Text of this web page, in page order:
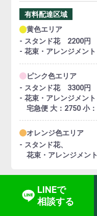
有料配達区域
黄色エリア
- スタンド花 2200円
- 花束・アレンジメン
ピンク色エリア
- スタンド花 3300円
- 花束・アレンジメント
宅急便 大：2750 小
オレンジ色エリア
- スタンド花、
花束・アレンジメン
返
LINEで
相談する